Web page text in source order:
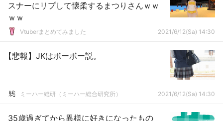
スナーにリプして懐柔するまつりさんｗｗ
ｗｗ
Vtuberまとめてみました 2021/6/12(Sa) 14:30
【悲報】JKはボーボー説。
ミーハー総研（ミーハー総合研究所） 2021/6/12(Sa) 14:30
35歳過ぎてから異様に好きになったもの